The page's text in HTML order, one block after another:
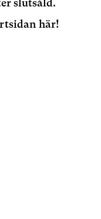
slutsåld.
här!